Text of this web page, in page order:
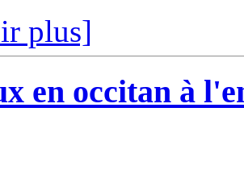
plus]
en occitan à